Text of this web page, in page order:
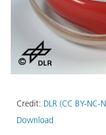
Credit: DLR (CC BY-NC-
Download